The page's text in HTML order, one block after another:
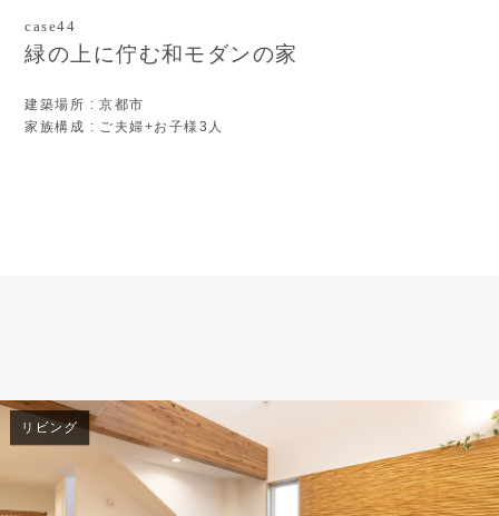
case44
緑の上に佇む和モダンの家
建築場所 : 京都市
家族構成 : ご夫婦+お子様3人
リビング